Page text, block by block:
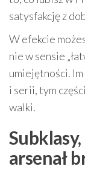
satysfakcję z
W efekcie
nie w sensie
umiejętności.
i serii, tym
walki.
arsenał